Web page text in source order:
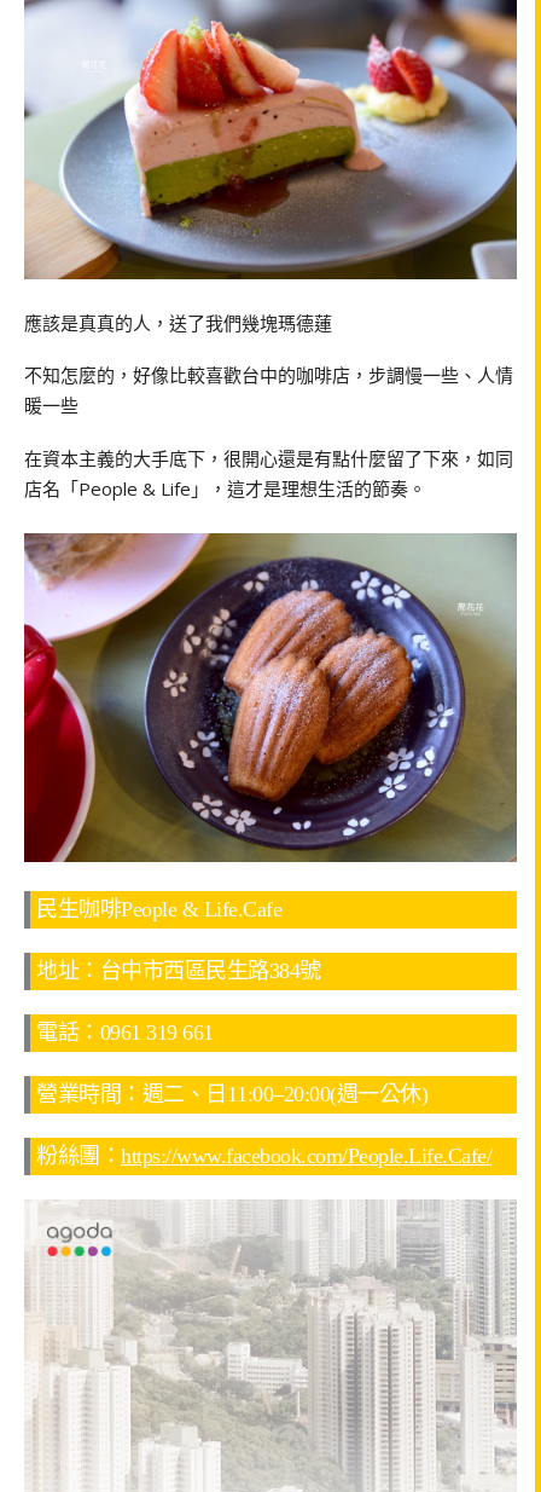
應該是真真的人，送了我們幾塊瑪德蓮
不知怎麼的，好像比較喜歡台中的咖啡店，步調慢一些、人情
暖一些
在資本主義的大手底下，很開心還是有點什麼留了下來，如同
店名「People & Life」，這才是理想生活的節奏。
民生咖啡People & Life.Cafe
地址：台中市西區民生路384號
電話：0961 319 661
營業時間：週二、日11:00–20:00(週一公休)
粉絲團： https://www.facebook.com/People.Life.Cafe/